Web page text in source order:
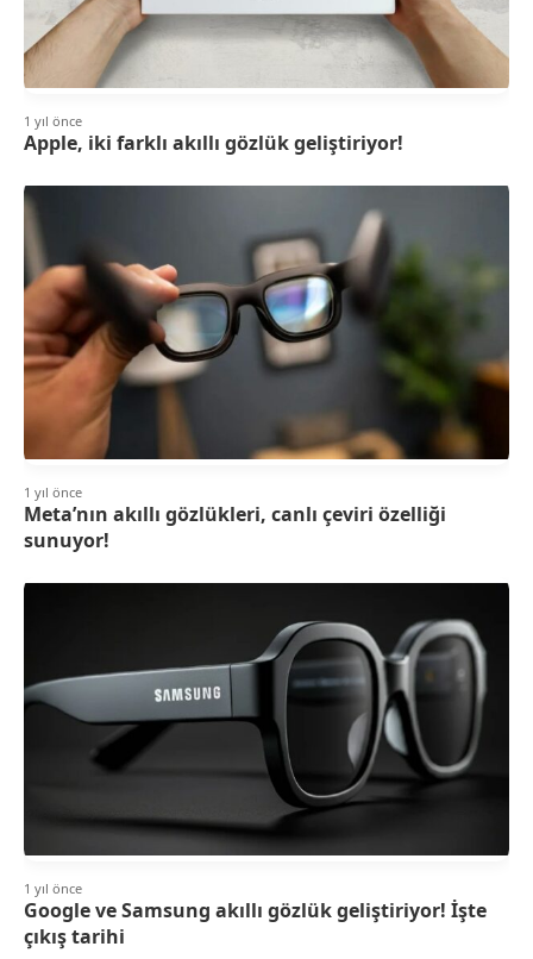
1 yıl önce
Apple, iki farklı akıllı gözlük geliştiriyor!
1 yıl önce
Meta’nın akıllı gözlükleri, canlı çeviri özelliği
sunuyor!
1 yıl önce
Google ve Samsung akıllı gözlük geliştiriyor! İşte
çıkış tarihi